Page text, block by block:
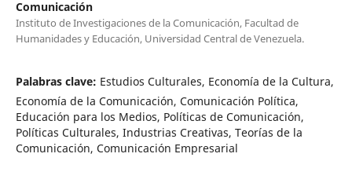
Comunicación
Instituto de Investigaciones de la Comunicación, Facultad de
Humanidades y Educación, Universidad Central de Venezuela.
Palabras clave: Estudios Culturales, Economía de la Cultura,
Economía de la Comunicación, Comunicación Política,
Educación para los Medios, Políticas de Comunicación,
Políticas Culturales, Industrias Creativas, Teorías de la
Comunicación, Comunicación Empresarial